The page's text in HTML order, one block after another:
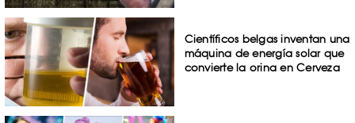
Científicos belgas inventan una
máquina de energía solar que
convierte la orina en Cerveza